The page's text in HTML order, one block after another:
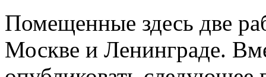
Помещенные здесь две
Москве и Ленинграде.